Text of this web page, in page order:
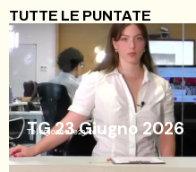
TG 23 Giugno 2026
Telegiornale23/06/26
TUTTE LE PUNTATE